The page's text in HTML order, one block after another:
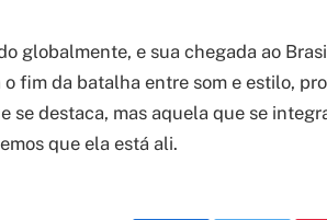
globalmente, e sua chegada ao
fim da batalha entre som e estilo,
se destaca, mas aquela que se
que ela está ali.